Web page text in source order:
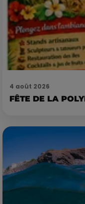
4 août 2026
FÊTE DE LA